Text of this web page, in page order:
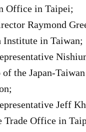
Office in Taipei;
Raymond
Institute in Taiwan;
the Japan-
Jeff
Trade Office in